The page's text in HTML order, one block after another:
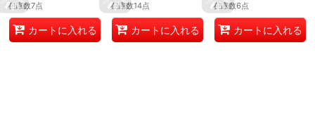
在庫数7点
カートに入れる
在庫数14点
カートに入れる
在庫数6点
カートに入れる